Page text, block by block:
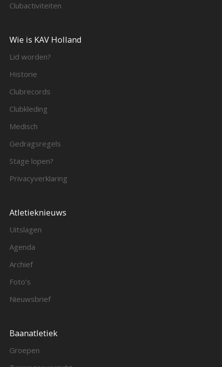
Clubactiviteiten
Wie is KAV Holland
Lid worden?
Historie
Clubrecords
Clubkleding
Medisch
Gedragsregels
Stage lopen?
Privacyverklaring
Atletieknieuws
Uitslagen
Agenda
Archief
Foto’s
Nieuwsbrief
Baanatletiek
Groepen